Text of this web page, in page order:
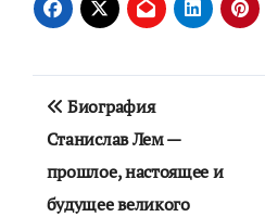
Навигация
по
записям
Биография
Станислав Лем —
прошлое, настоящее и
будущее великого